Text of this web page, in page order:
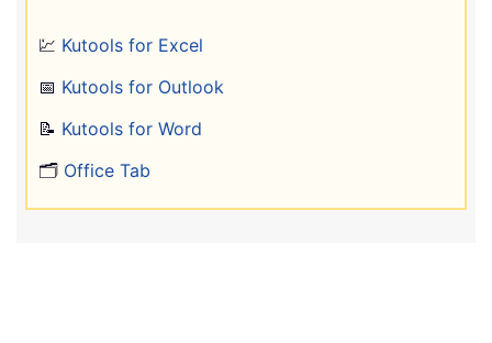
💹 Kutools for Excel
📅 Kutools for Outlook
📝 Kutools for Word
🗂️ Office Tab